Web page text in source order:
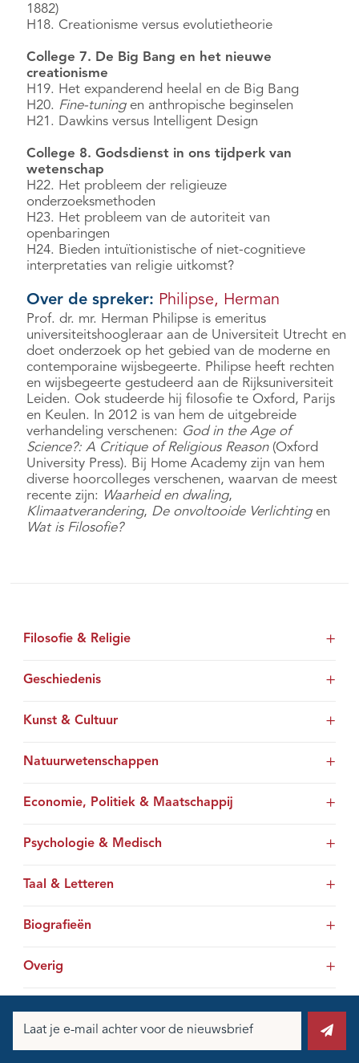
1882)
H18. Creationisme versus evolutietheorie
College 7. De Big Bang en het nieuwe
creationisme
H19. Het expanderend heelal en de Big Bang
H20. Fine-tuningen anthropische beginselen
H21. Dawkins versus Intelligent Design
College 8. Godsdienst in ons tijdperk van
wetenschap
H22. Het probleem der religieuze
onderzoeksmethoden
H23. Het probleem van de autoriteit van
openbaringen
H24. Bieden intuïtionistische of niet-cognitieve
interpretaties van religie uitkomst?
Over de spreker: Philipse, Herman
Prof. dr. mr. Herman Philipse is emeritus
universiteitshoogleraar aan de Universiteit Utrecht en
doet onderzoek op het gebied van de moderne en
contemporaine wijsbegeerte. Philipse heeft rechten
en wijsbegeerte gestudeerd aan de Rijksuniversiteit
Leiden. Ook studeerde hij filosofie te Oxford, Parijs
en Keulen. In 2012 is van hem de uitgebreide
verhandeling verschenen: God in the Age of
Science?: A Critique of Religious Reason(Oxford
University Press). Bij Home Academy zijn van hem
diverse hoorcolleges verschenen, waarvan de meest
recente zijn: Waarheid en dwaling,
Klimaatverandering, De onvoltooide Verlichtingen
Wat is Filosofie?
Filosofie & Religie
Geschiedenis
Kunst & Cultuur
Natuurwetenschappen
Economie, Politiek & Maatschappij
Psychologie & Medisch
Taal & Letteren
Biografieën
Overig
mailadres